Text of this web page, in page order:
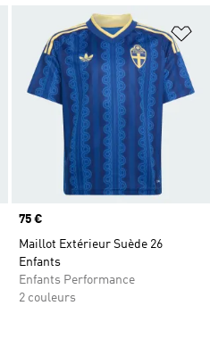
Ajouter à la Liste de produits
Prix
75 €
Maillot Extérieur Suède 26
Enfants
Enfants Performance
2 couleurs